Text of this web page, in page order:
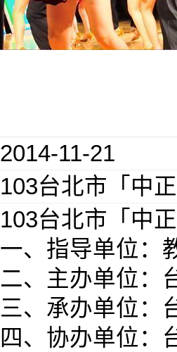
2014-11-21
103台北市「中
103台北市「中
一、指导单位：
二、主办单位：
三、承办单位：
四、协办单位：